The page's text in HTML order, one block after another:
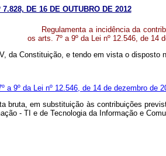
7.828, DE 16 DE OUTUBRO DE 2012
Regulamenta a incidência da
os arts. 7º a 9º da Lei nº 12.546, de 14
da Constituição, e tendo em vista o disposto
a 9º da Lei nº 12.546, de 14 de dezembro de
bruta, em substituição às contribuições
- TI e de Tecnologia da Informação e